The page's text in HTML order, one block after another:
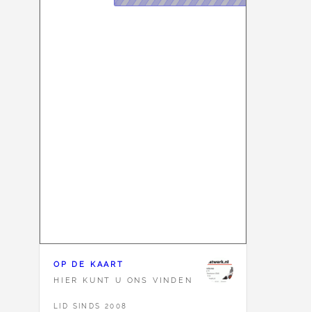
OP DE KAART
HIER KUNT U ONS VINDEN
LID SINDS 2008